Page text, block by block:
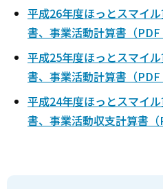
平成26年度ほっとスマイ
書、事業活動計算書（PDF
平成25年度ほっとスマイ
書、事業活動計算書（PDF
平成24年度ほっとスマイ
書、事業活動収支計算書（